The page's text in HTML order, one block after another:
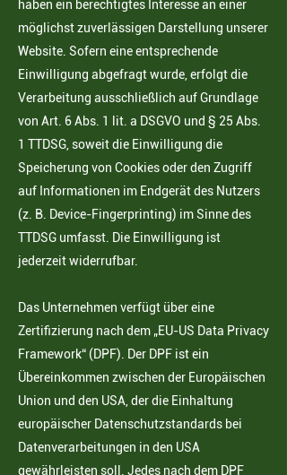
haben ein berechtigtes Interesse an einer
möglichst zuverlässigen Darstellung unserer
Website. Sofern eine entsprechende
Einwilligung abgefragt wurde, erfolgt die
Verarbeitung ausschließlich auf Grundlage
von Art. 6 Abs. 1 lit. a DSGVO und § 25 Abs.
1 TTDSG, soweit die Einwilligung die
Speicherung von Cookies oder den Zugriff
auf Informationen im Endgerät des Nutzers
(z. B. Device-Fingerprinting) im Sinne des
TTDSG umfasst. Die Einwilligung ist
jederzeit widerrufbar.
Das Unternehmen verfügt über eine
Zertifizierung nach dem „EU-US Data Privacy
Framework“ (DPF). Der DPF ist ein
Übereinkommen zwischen der Europäischen
Union und den USA, der die Einhaltung
europäischer Datenschutzstandards bei
Datenverarbeitungen in den USA
gewährleisten soll. Jedes nach dem DPF